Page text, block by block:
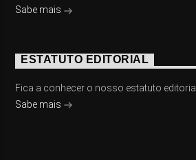
Sabe mais
ESTATUTO EDITORIAL
Fica a conhecer o nosso estatuto editorial
Sabe mais